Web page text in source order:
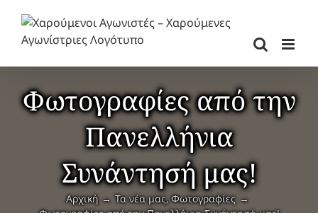
περιεχόμενο
Φωτογραφίες από την
Πανελλήνια
Συνάντησή μας!
Αρχική Τα νέα μας Φωτογραφίες